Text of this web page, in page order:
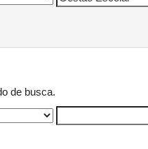
de busca.